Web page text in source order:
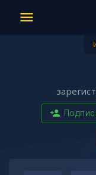
menu
person_add